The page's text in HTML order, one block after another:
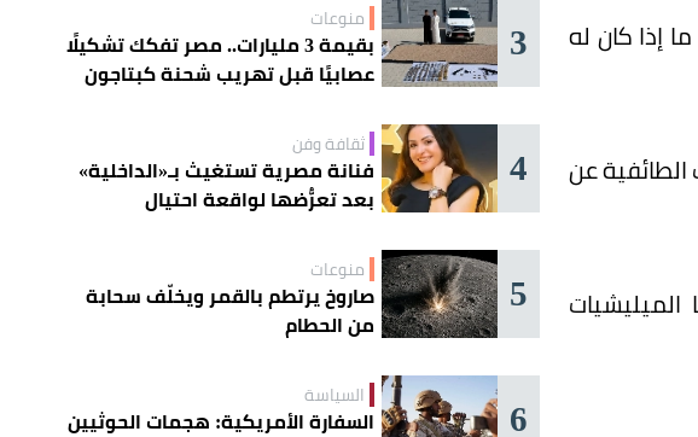
إذا كان له
عن
3 منوعات
بقيمة 3 مليارات.. مصر تفكك تشكيلًا
عصابيًا قبل تهريب شحنة كبتاجون
4 ثقافة وفن
فنانة مصرية تستغيث بـ«الداخلية»
بعد تعرُّضها لواقعة احتيال
5 منوعات
صاروخ يرتطم بالقمر ويخلّف سحابة
من الحطام
6 السياسة
السفارة الأمريكية: هجمات الحوثيين